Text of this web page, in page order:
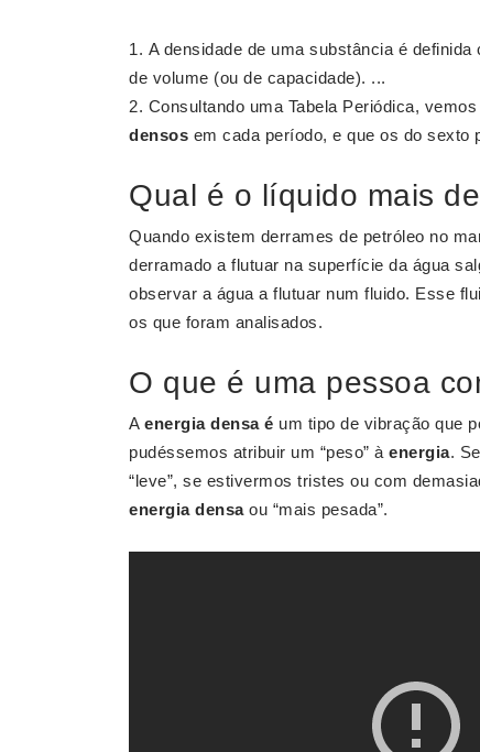
A densidade de uma substância é
de volume (ou de capacidade). ...
Consultando uma Tabela Periódica,
densos em cada período, e que os do sexto
Qual é o líquido mais
Quando existem derrames de petróleo no
derramado a flutuar na superfície da água
observar a água a flutuar num fluido. Esse
os que foram analisados.
O que é uma pessoa
A energia densa é um tipo de vibração que
pudéssemos atribuir um “peso” à energia.
“leve”, se estivermos tristes ou com
energia densaou “mais pesada”.